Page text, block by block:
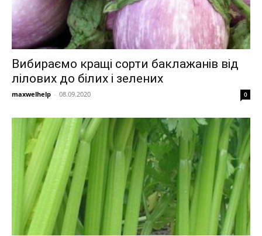
Вибираємо кращі сорти баклажанів від
лілових до білих і зелених
maxwelhelp - 08.09.2020 0